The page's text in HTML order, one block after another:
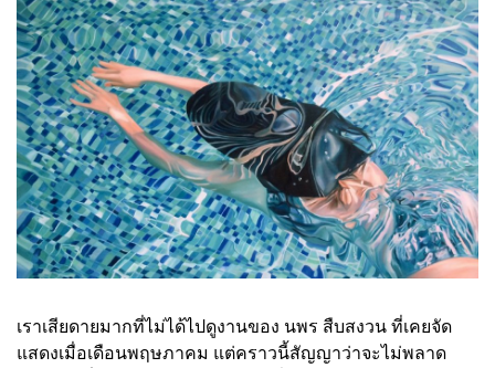
เราเสียดายมากที่ไม่ได้ไปดูงานของ นพร สืบสงวน ที่เคยจัด
แสดงเมื่อเดือนพฤษภาคม แต่คราวนี้สัญญาว่าจะไม่พลาด